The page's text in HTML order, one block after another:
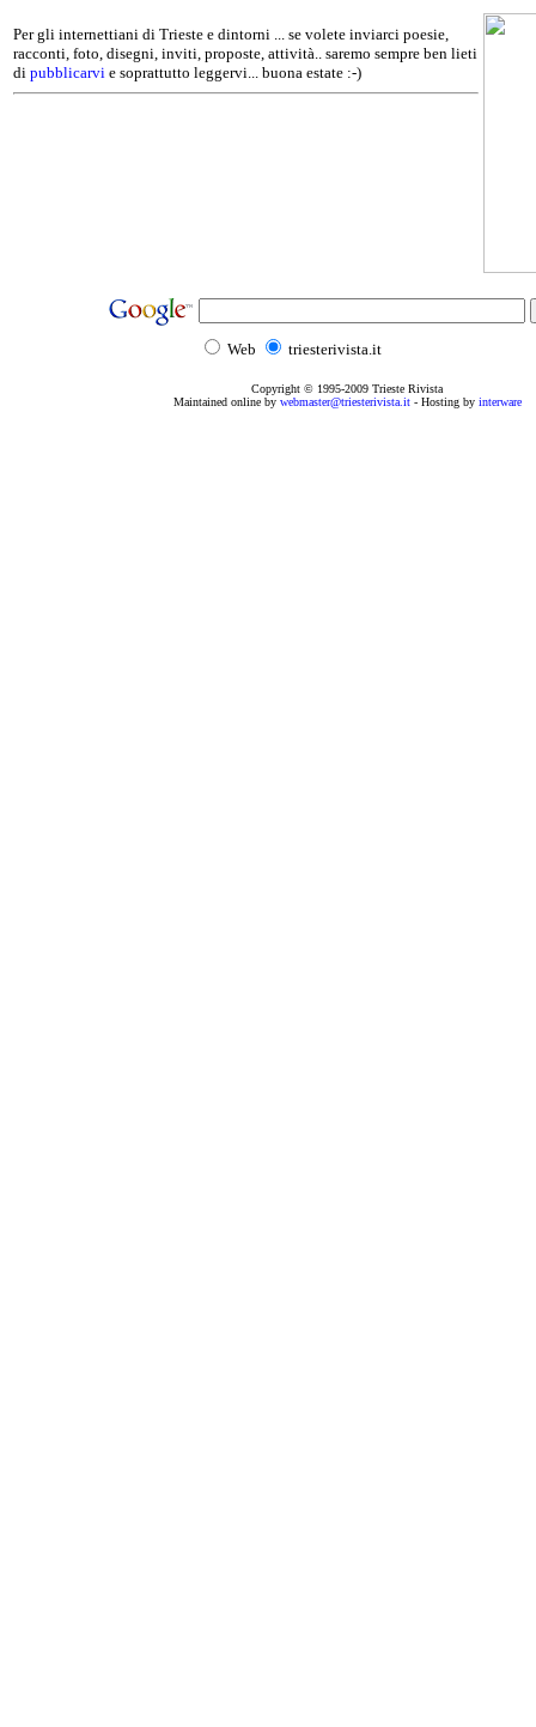
Per gli internettiani di Trieste e dintorni ... se volete inviarci poesie,
racconti, foto, disegni, inviti, proposte, attività.. saremo sempre ben lieti
di pubblicarvi e soprattutto leggervi... buona estate :-)
Web triesterivista.it
Copyright © 1995-2009 Trieste Rivista
Maintained online by webmaster@triesterivista.it- Hosting by interware